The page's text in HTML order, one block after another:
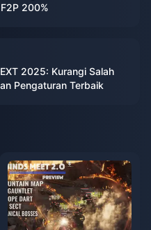
200%
2025: Kurangi Salah
Pengaturan Terbaik